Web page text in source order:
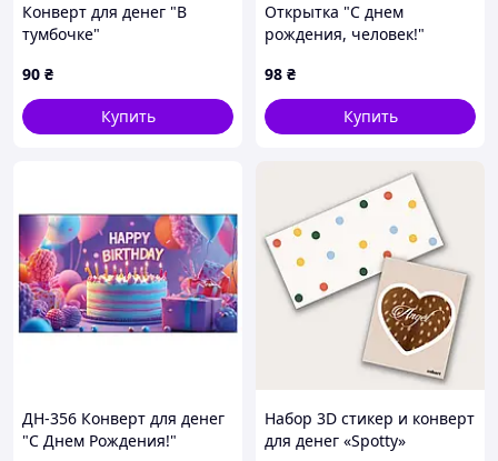
Конверт для денег "В
тумбочке"
90 ₴
Купить
Открытка "С днем ​​
рождения, человек!"
98 ₴
Купить
ДН-356 Конверт для денег
"С Днем Рождения!"
Набор 3D стикер и конверт
для денег «Spotty»